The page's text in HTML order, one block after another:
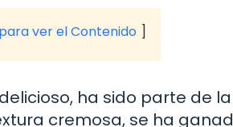
ver el Contenido
ha sido parte de
cremosa, se ha